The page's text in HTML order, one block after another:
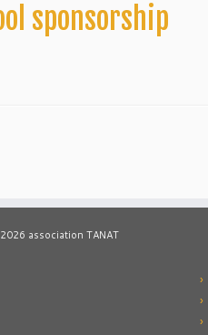
sponsorship
association TANAT